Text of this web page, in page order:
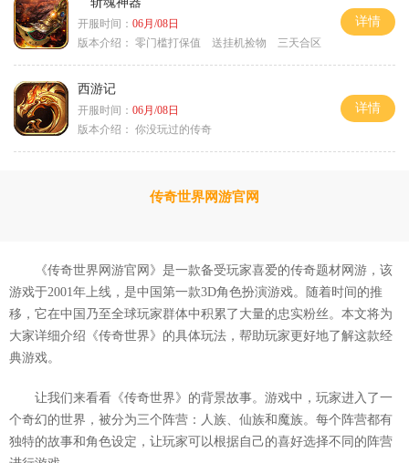
开服时间： 06月/08日
版本介绍： 零门槛打保值 送挂机捡物 三天合区
详情
西游记
开服时间： 06月/08日
版本介绍： 你没玩过的传奇
详情
传奇世界网游官网
《传奇世界网游官网》是一款备受玩家喜爱的传奇题材网游，该
游戏于2001年上线，是中国第一款3D角色扮演游戏。随着时间的推
移，它在中国乃至全球玩家群体中积累了大量的忠实粉丝。本文将为
大家详细介绍《传奇世界》的具体玩法，帮助玩家更好地了解这款经
典游戏。
让我们来看看《传奇世界》的背景故事。游戏中，玩家进入了一
个奇幻的世界，被分为三个阵营：人族、仙族和魔族。每个阵营都有
独特的故事和角色设定，让玩家可以根据自己的喜好选择不同的阵营